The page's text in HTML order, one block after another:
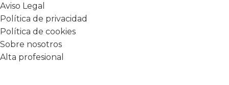
Aviso Legal
Política de privacidad
Política de cookies
Sobre nosotros
Alta profesional